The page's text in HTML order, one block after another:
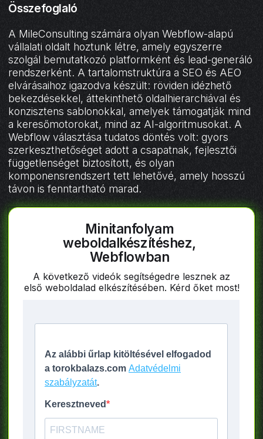
Összefoglaló
A MileConsulting számára olyan Webflow-alapú
vállalati oldalt hoztunk létre, amely egyszerre
szolgál bemutatkozó platformként és lead-generáló
rendszerként. A tartalomstruktúra a SEO és AEO
elvárásaihoz igazodva készült: röviden idézhető
bekezdésekkel, áttekinthető oldalhierarchiával és
konzisztens sablonokkal, amelyek támogatják mind
a keresőmotorokat, mind az AI-algoritmusokat. A
Webflow választása tudatos döntés volt: gyors
szerkeszthetőséget adott a csapatnak, fejlesztői
függetlenséget biztosított, és olyan
komponensrendszert tett lehetővé, amely hosszú
távon is fenntartható marad.
Minitanfolyam
weboldalkészítéshez,
Webflowban
A következő videók segítségedre lesznek az
első weboldalad elkészítésében. Kérd őket most!